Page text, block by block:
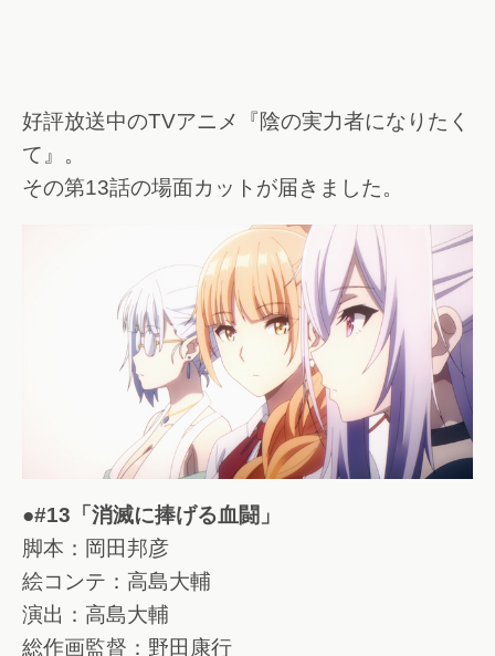
好評放送中のTVアニメ『陰の実力者になりたく
て』。
その第13話の場面カットが届きました。
●#13「消滅に捧げる血闘」
脚本：岡田邦彦
絵コンテ：高島大輔
演出：高島大輔
総作画監督：野田康行